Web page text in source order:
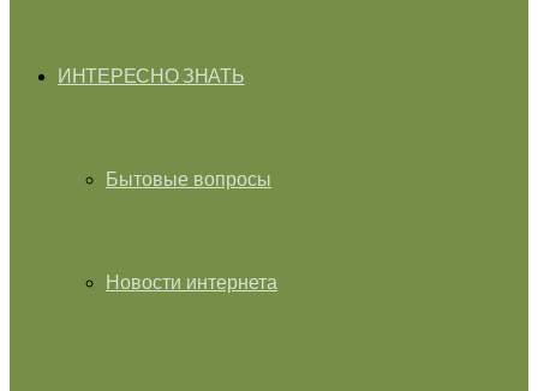
ИНТЕРЕСНО ЗНАТЬ
Бытовые вопросы
Новости интернета